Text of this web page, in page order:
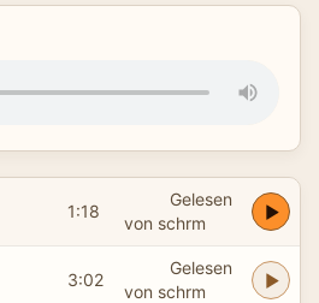
1:18
Gelesen
von schrm
3:02
Gelesen
von schrm